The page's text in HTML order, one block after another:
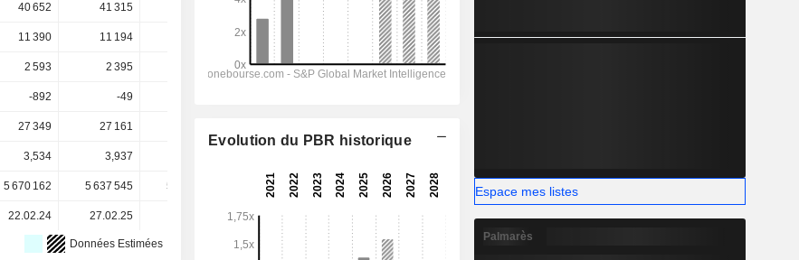
40 652 41 315 33 408 34 006 34 490
11 390 11 194 11 878 12 258 12 454
2 593 2 395 4 781 5 116 5 272
-892 -49
27 349 27 161
3,534 3,937
5 670 162 5 637 545 5 637 918 5 628 254
22.02.24 27.02.25 -
Données Estimées
Evolution du PBR historique
Espace mes listes
Palmarès